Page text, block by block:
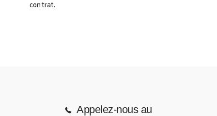
contrat.
Appelez-nous au